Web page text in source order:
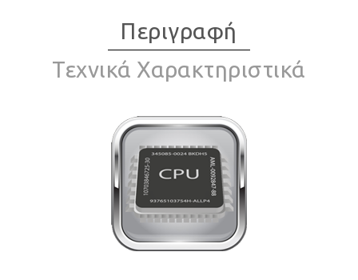
Περιγραφή
Τεχνικά Χαρακτηριστικά